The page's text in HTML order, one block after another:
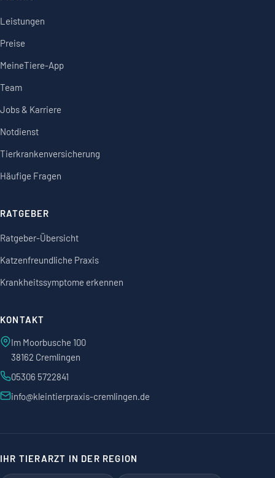
Leistungen
Preise
MeineTiere-App
Team
Jobs & Karriere
Notdienst
Tierkrankenversicherung
Häufige Fragen
RATGEBER
Ratgeber-Übersicht
Katzenfreundliche Praxis
Krankheitssymptome erkennen
KONTAKT
Im Moorbusche 100
38162 Cremlingen
05306 5722841
info@kleintierpraxis-cremlingen.de
IHR TIERARZT IN DER REGION